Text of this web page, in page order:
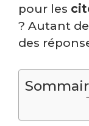
pour les
? Autant
des